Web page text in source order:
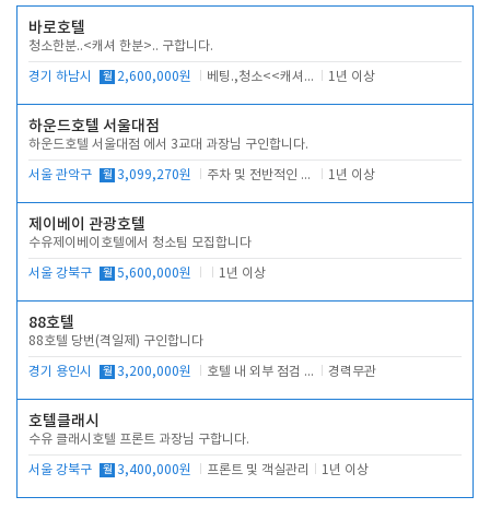
바로호텔
청소한분..<캐셔 한분>.. 구합니다.
경기 하남시 월 2,600,000원 베팅.,청소<<캐셔 모셔봅니다. 1년 이상
하운드호텔 서울대점
하운드호텔 서울대점 에서 3교대 과장님 구인합니다.
서울 관악구 월 3,099,270원 주차 및 전반적인 당번업무 1년 이상
제이베이 관광호텔
수유제이베이호텔에서 청소팀 모집합니다
서울 강북구 월 5,600,000원 1년 이상
88호텔
88호텔 당번(격일제) 구인합니다
경기 용인시 월 3,200,000원 호텔 내 외부 점검 및 프런트 운영 경력무관
호텔클래시
수유 클래시호텔 프론트 과장님 구합니다.
서울 강북구 월 3,400,000원 프론트 및 객실관리 1년 이상